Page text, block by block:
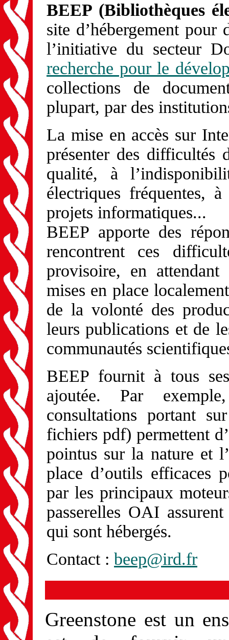
BEEP (Bibliothèques
site d’hébergement pour
l’initiative du secteur
recherche pour le
collections de
plupart, par des
La mise en accès sur
présenter des difficultés
qualité, à
électriques fréquentes,
projets informatiques...
BEEP apporte des
rencontrent ces
provisoire, en
mises en place
de la volonté des
leurs publications et de
communautés
BEEP fournit à tous
ajoutée. Par
consultations portant
fichiers pdf) permettent
pointus sur la nature et
place d’outils efficaces
par les principaux
passerelles OAI
qui sont hébergés.
Contact : beep@ird.fr
Greenstone est un